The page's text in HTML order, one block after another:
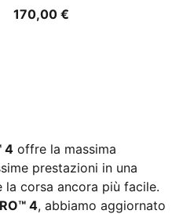
170,00 €
4 offre la massima
prestazioni in una
la corsa ancora più facile.
4, abbiamo aggiornato